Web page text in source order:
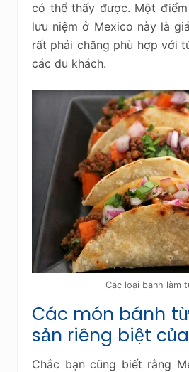
có thể thấy được. Một
lưu niệm ở Mexico này là
rất phải chăng phù hợp với
các du khách.
Các loại bánh làm
Các món bánh
sản riêng biệt
Chắc bạn cũng biết rằng